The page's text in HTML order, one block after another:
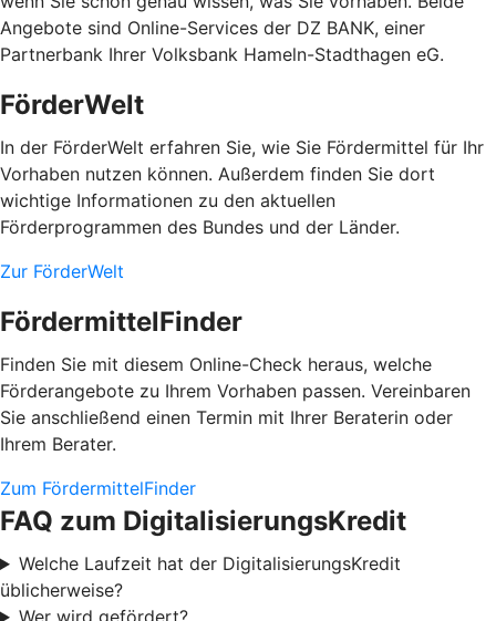
Angebote sind Online-Services der DZ BANK, einer
Partnerbank Ihrer Volksbank Hameln-Stadthagen eG.
FörderWelt
In der FörderWelt erfahren Sie, wie Sie Fördermittel für Ihr
Vorhaben nutzen können. Außerdem finden Sie dort
wichtige Informationen zu den aktuellen
Förderprogrammen des Bundes und der Länder.
Zur FörderWelt
FördermittelFinder
Finden Sie mit diesem Online-Check heraus, welche
Förderangebote zu Ihrem Vorhaben passen. Vereinbaren
Sie anschließend einen Termin mit Ihrer Beraterin oder
Ihrem Berater.
Zum FördermittelFinder
FAQ zum DigitalisierungsKredit
Welche Laufzeit hat der DigitalisierungsKredit
üblicherweise?